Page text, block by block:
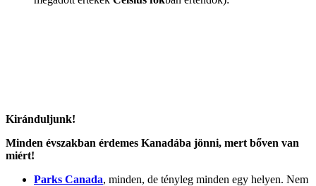
Kiránduljunk!
Minden évszakban érdemes Kanadába jönni, mert bőven van
miért!
Parks Canada, minden, de tényleg minden egy helyen. Nem